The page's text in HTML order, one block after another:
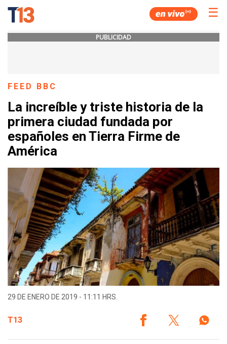
☰
PUBLICIDAD
FEED BBC
La increíble y triste historia de la
primera ciudad fundada por
españoles en Tierra Firme de
América
29 DE ENERO DE 2019 - 11:11 HRS.
T13